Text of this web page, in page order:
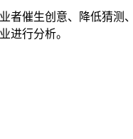
者催生创意、降低猜
进行分析。